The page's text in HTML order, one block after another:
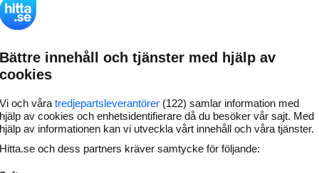
kostnadsfritt.
Uppdatera din
företagsinformation
Svara på och hantera dina
Gå vidare
Bättre innehåll och tjänster med hjälp av
cookies
Vi och våra tredjepartsleverantörer (122) samlar information med
hjälp av cookies och enhetsidentifierare då du besöker vår sajt. Med
hjälp av informationen kan vi utveckla vårt innehåll och våra tjänster.
Hitta.se och dess partners kräver samtycke för följande: